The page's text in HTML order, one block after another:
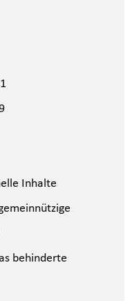
Inhalte
behinderte